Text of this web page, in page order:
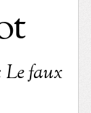
Le faux